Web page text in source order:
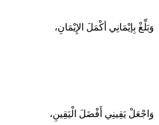
وَبَلِّغْ بِإيْمَانِي أكْمَلَ الإِيْمَانِ،
وَاجْعَلْ يَقِينِي أَفْضَلَ الْيَقِينِ،